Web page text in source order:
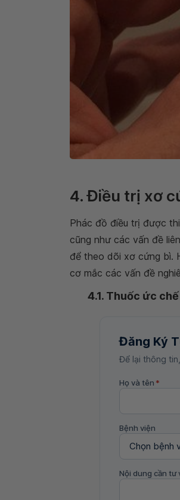
4. Điều trị xơ
Phác đồ điều trị được
cũng như các vấn đề
để theo dõi xơ cứng bì.
cơ mắc các vấn đề
4.1. Thuốc ức
Đăng Ký
Để lại thông
Họ và tên *
Bệnh viện
Nội dung cần tư